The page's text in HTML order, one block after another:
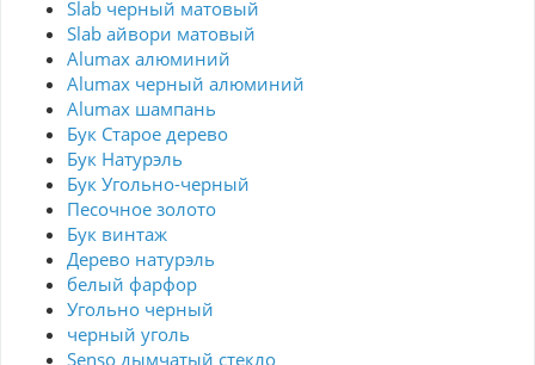
Slab черный матовый
Slab айвори матовый
Alumax алюминий
Alumax черный алюминий
Alumax шампань
Бук Старое дерево
Бук Натурэль
Бук Угольно-черный
Песочное золото
Бук винтаж
Дерево натурэль
белый фарфор
Угольно черный
черный уголь
Senso дымчатый стекло